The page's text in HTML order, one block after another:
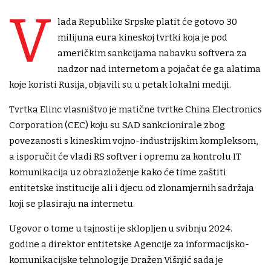
V
lada Republike Srpske platit će gotovo 30
milijuna eura kineskoj tvrtki koja je pod
američkim sankcijama nabavku softvera za
nadzor nad internetom a pojačat će ga alatima
koje koristi Rusija, objavili su u petak lokalni mediji.
Tvrtka Elinc vlasništvo je matične tvrtke China Electronics
Corporation (CEC) koju su SAD sankcionirale zbog
povezanosti s kineskim vojno-industrijskim kompleksom,
a isporučit će vladi RS softver i opremu za kontrolu IT
komunikacija uz obrazloženje kako će time zaštiti
entitetske institucije ali i djecu od zlonamjernih sadržaja
koji se plasiraju na internetu.
Ugovor o tome u tajnosti je sklopljen u svibnju 2024.
godine a direktor entitetske Agencije za informacijsko-
komunikacijske tehnologije Dražen Višnjić sada je